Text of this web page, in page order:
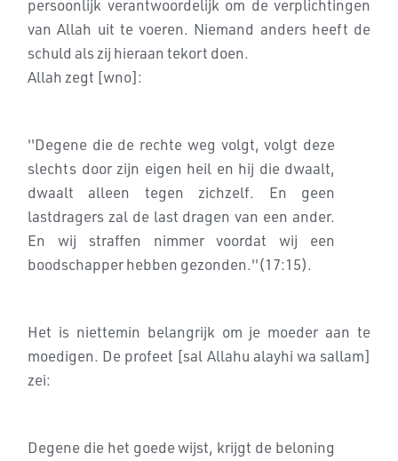
persoonlijk verantwoordelijk om de verplichtingen
van Allah uit te voeren. Niemand anders heeft de
schuld als zij hieraan tekort doen.
Allah zegt [wno]:
''Degene die de rechte weg volgt, volgt deze
slechts door zijn eigen heil en hij die dwaalt,
dwaalt alleen tegen zichzelf. En geen
lastdragers zal de last dragen van een ander.
En wij straffen nimmer voordat wij een
boodschapper hebben gezonden.''(17:15).
Het is niettemin belangrijk om je moeder aan te
moedigen. De profeet [sal Allahu alayhi wa sallam]
zei:
Degene die het goede wijst, krijgt de beloning